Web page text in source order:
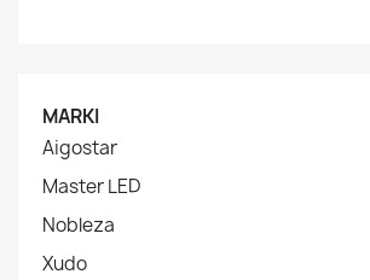
MARKI
Aigostar
Master LED
Nobleza
Xudo